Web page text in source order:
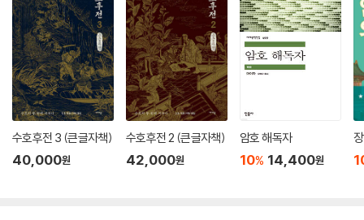
다. 불빛 한 점 없는 캄캄한 동굴 안에서 서로 손을 기꺼이 마주 잡으며 “우
렁찬 기차 소리가 둘의 마음속을 지나”가는 순간을 평생 간직하고 살아온
수쯔와 투누흐처럼, 독자 역시 《해풍주점》이 마음을 적시고 지나가는 순
간을 오래도록 간직하게 될 것이다.
수호후전 3 (큰글자책)
40,000원
수호후전 2 (큰글자책)
42,000원
암호 해독자
10% 14,400원